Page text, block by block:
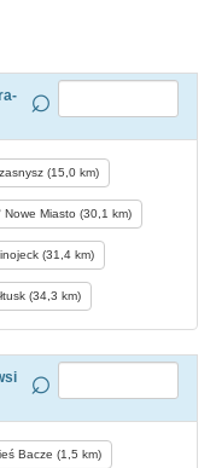
(15,0 km)
Nowe Miasto (30,1 km)
(31,4 km)
(34,3 km)
Bacze (1,5 km)